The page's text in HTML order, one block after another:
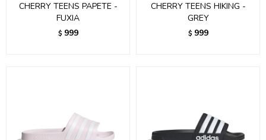
CHERRY TEENS PAPETE -
FUXIA
$ 999
CHERRY TEENS HIKING -
GREY
$ 999